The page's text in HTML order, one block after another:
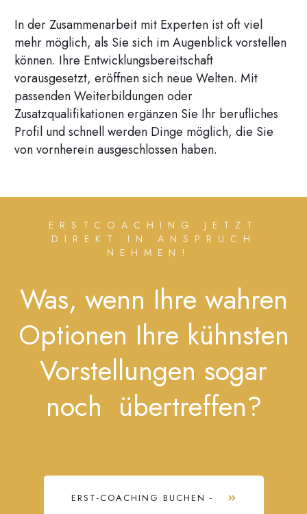
In der Zusammenarbeit mit Experten ist oft viel
mehr möglich, als Sie sich im Augenblick vorstellen
können. Ihre Entwicklungsbereitschaft
vorausgesetzt, eröffnen sich neue Welten. Mit
passenden Weiterbildungen oder
Zusatzqualifikationen ergänzen Sie Ihr berufliches
Profil und schnell werden Dinge möglich, die Sie
von vornherein ausgeschlossen haben.
ERSTCOACHING JETZT
DIREKT IN ANSPRUCH
NEHMEN!
Was, wenn Ihre wahren
Optionen Ihre kühnsten
Vorstellungen sogar
noch übertreffen?
ERST-COACHING BUCHEN -